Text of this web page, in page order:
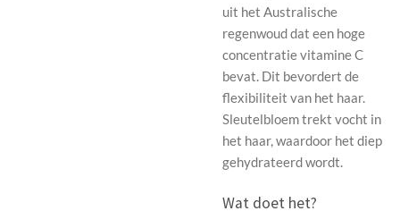
uit het Australische
regenwoud dat een hoge
concentratie vitamine C
bevat. Dit bevordert de
flexibiliteit van het haar.
Sleutelbloem trekt vocht in
het haar, waardoor het diep
gehydrateerd wordt.
Wat doet het?